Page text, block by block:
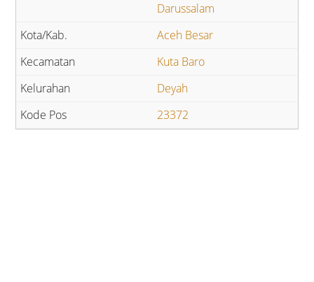
Darussalam
Aceh Besar
Kuta Baro
Deyah
23372